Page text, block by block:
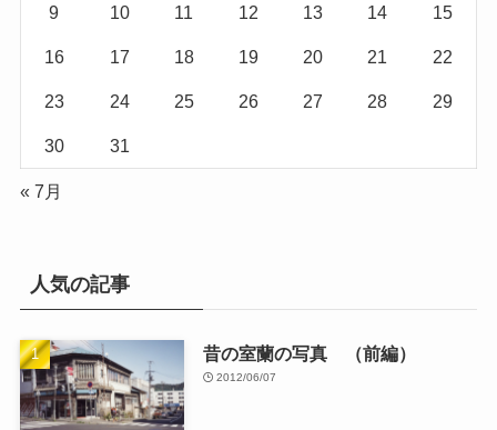
9 10 11 12 13 14 15
16 17 18 19 20 21 22
23 24 25 26 27 28 29
30 31
« 7月
人気の記事
昔の室蘭の写真 （前編）
2012/06/07